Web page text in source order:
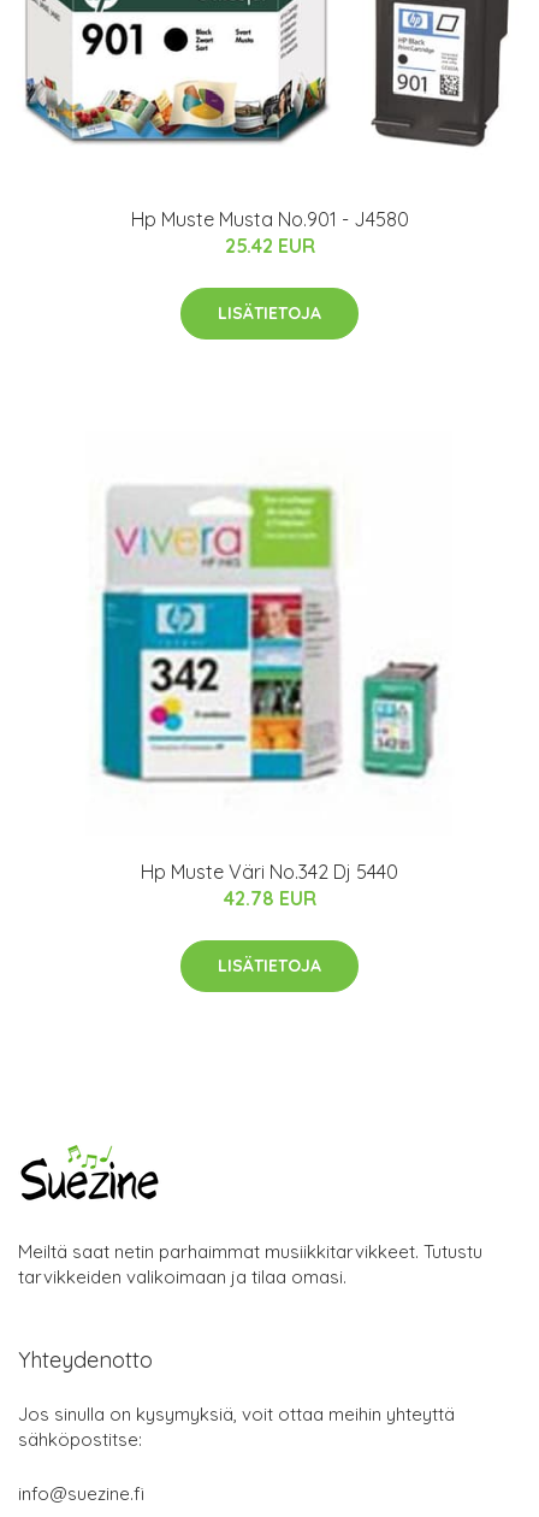
Hp Muste Musta No.901 - J4580
25.42 EUR
LISÄTIETOJA
Hp Muste Väri No.342 Dj 5440
42.78 EUR
LISÄTIETOJA
Meiltä saat netin parhaimmat musiikkitarvikkeet. Tutustu
tarvikkeiden valikoimaan ja tilaa omasi.
Yhteydenotto
Jos sinulla on kysymyksiä, voit ottaa meihin yhteyttä
sähköpostitse:
info@suezine.fi